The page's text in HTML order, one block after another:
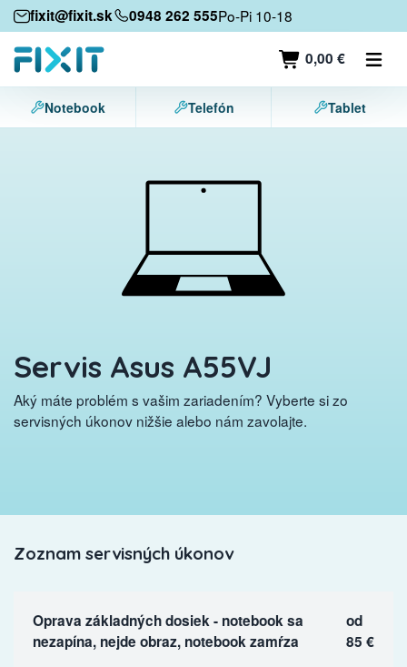
fixit@fixit.sk 0948 262 555Po-Pi 10-18
0,00 €
Mobilné zariadenia
Mobilné telefóny
Tablety
Notebook Telefón Tablet
Servis Asus A55VJ
Aký máte problém s vašim zariadením? Vyberte si zo
servisných úkonov nižšie alebo nám zavolajte.
Zoznam servisných úkonov
Oprava základných dosiek - notebook sa
nezapína, nejde obraz, notebook zamŕza
od
85 €